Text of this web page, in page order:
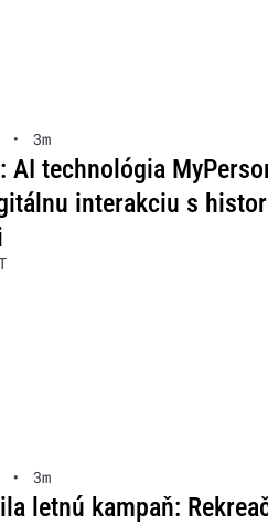
• 3m
AI technológia
interakciu s
• 3m
letnú kampaň: